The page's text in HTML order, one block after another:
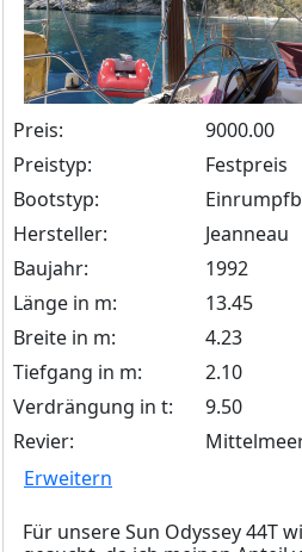
Preis:
9000.00
Preistyp:
Festpreis
Bootstyp:
Hersteller:
Jeanneau
Baujahr:
1992
Länge in m:
13.45
Breite in m:
4.23
Tiefgang in m:
2.10
Verdrängung in t:
9.50
Revier:
Erweitern
Für unsere Sun Odyssey 44T